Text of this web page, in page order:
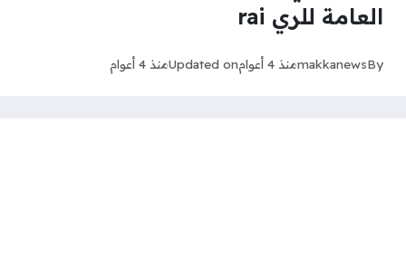
العامة للري rai
By
makkanewsمنذ 4 أعوام Updated onمنذ 4 أعوام